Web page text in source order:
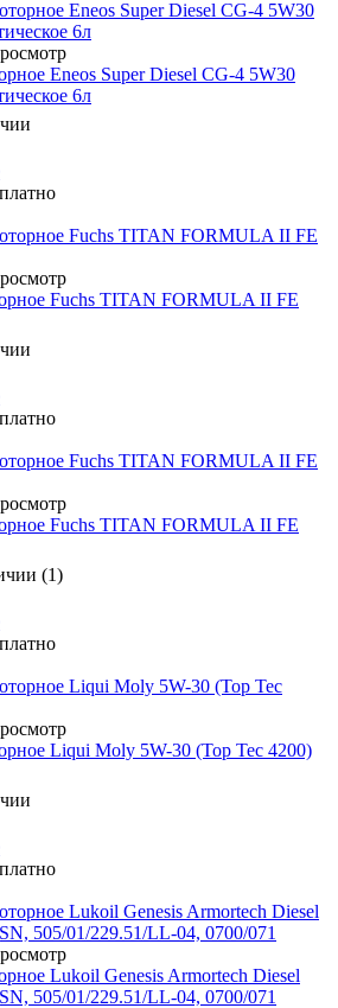
Eneos Super Diesel CG-4 5W30
6л
Fuchs TITAN FORMULA II FE
Fuchs TITAN FORMULA II FE
(1)
Liqui Moly 5W-30 (Top Tec 4200)
Lukoil Genesis Armortech Diesel
505/01/229.51/LL-04, 0700/071